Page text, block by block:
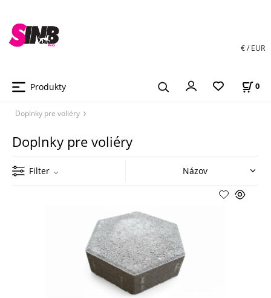
Produkty 0
€ / EUR
Doplnky pre voliéry
Doplnky pre voliéry
Filter